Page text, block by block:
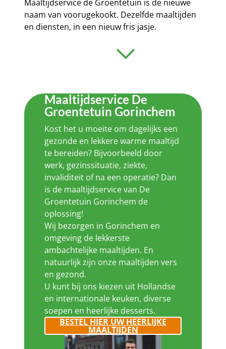
Maaltijdservice de Groentetuin is de nieuwe
naam van voorugekookt. Dezelfde maaltijden
en diensten, in een nieuw fris jasje.
Maaltijdservice De
Groentetuin Gorinchem
Kost het u moeite om dagelijks een
gezonde en lekkere warme maaltijd
te bereiden? Bijvoorbeeld door
werk, gezinssituatie, ziekte,
invaliditeit of na een operatie? Dan
is de maaltijdservice van De
Groentetuin Gorinchem de
oplossing!
Wij bezorgen in Gorinchem en
omgeving de lekkerste
ambachtelijke maaltijden. En
natuurlijk zijn onze maaltijden vers
en gezond.
U kunt bij ons kiezen uit Hollandse
en internationale keuken, diverse
soepen en heerlijke desserts.
BESTEL HIER UW HEERLIJKE
MAALTIJDEN